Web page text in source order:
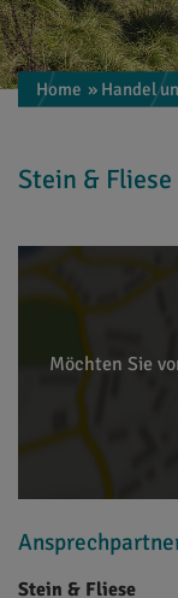
Home » Handel
Stein & Fliese
Möchten Sie
Stein & Fliese